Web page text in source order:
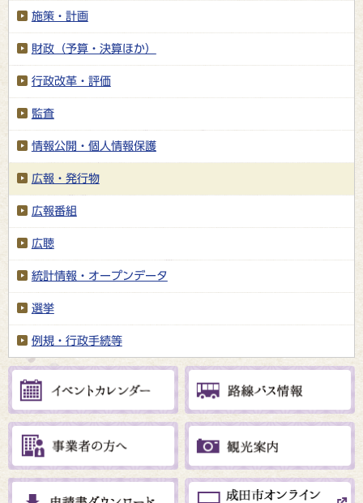
施策・計画
財政（予算・決算ほか）
行政改革・評価
監査
情報公開・個人情報保護
広報・発行物
広報番組
広聴
統計情報・オープンデータ
選挙
例規・行政手続等